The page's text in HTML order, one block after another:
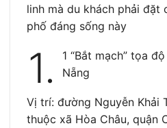
linh mà du khách phải đặt
phố đáng sống này
1.
1 “Bắt mạch” tọa
Nẵng
Vị trí: đường Nguyễn Khải
thuộc xã Hòa Châu, quận